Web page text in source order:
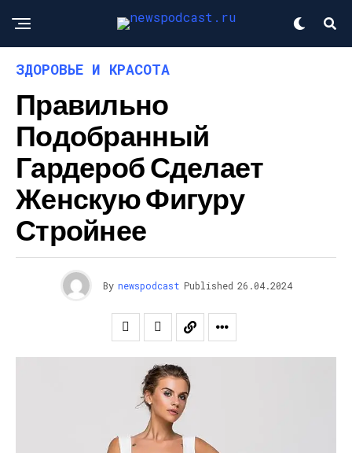
ЗДОРОВЬЕ И КРАСОТА
Правильно
Подобранный
Гардероб Сделает
Женскую Фигуру
Стройнее
By newspodcast Published 26.04.2024